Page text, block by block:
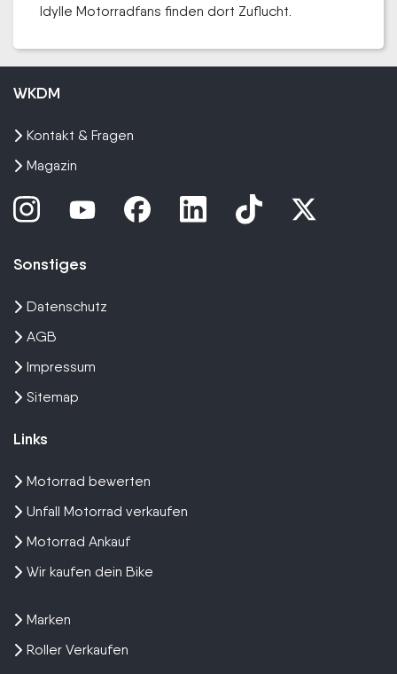
Idylle Motorradfans finden dort Zuflucht.
WKDM
Kontakt & Fragen
Magazin
Sonstiges
Datenschutz
AGB
Impressum
Sitemap
Links
Motorrad bewerten
Unfall Motorrad verkaufen
Motorrad Ankauf
Wir kaufen dein Bike
Marken
Roller Verkaufen